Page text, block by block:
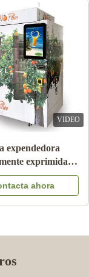
VIDEO
de
Machine
del pago de
ahora